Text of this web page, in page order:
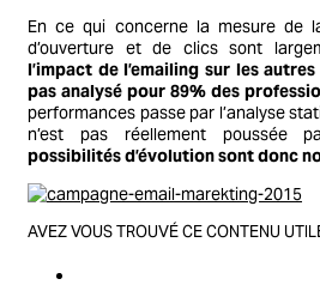
En ce qui concerne la mesure de
d’ouverture et de clics sont
l’impact de l’emailing sur les
pas analysé pour 89% des
performances passe par l’analyse
n’est pas réellement poussée
possibilités d’évolution sont donc
AVEZ VOUS TROUVÉ CE CONTENU